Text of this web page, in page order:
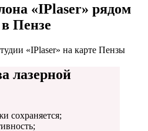
«IPlaser» рядом
Пензе
«IPlaser» на карте Пензы
лазерной
сохраняется;